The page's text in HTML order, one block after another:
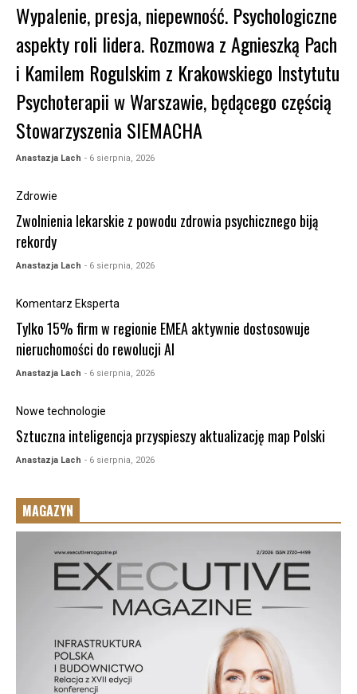
Wypalenie, presja, niepewność. Psychologiczne
aspekty roli lidera. Rozmowa z Agnieszką Pach
i Kamilem Rogulskim z Krakowskiego Instytutu
Psychoterapii w Warszawie, będącego częścią
Stowarzyszenia SIEMACHA
Anastazja Lach - 6 sierpnia, 2026
Zdrowie
Zwolnienia lekarskie z powodu zdrowia psychicznego biją
rekordy
Anastazja Lach - 6 sierpnia, 2026
Komentarz Eksperta
Tylko 15% firm w regionie EMEA aktywnie dostosowuje
nieruchomości do rewolucji AI
Anastazja Lach - 6 sierpnia, 2026
Nowe technologie
Sztuczna inteligencja przyspieszy aktualizację map Polski
Anastazja Lach - 6 sierpnia, 2026
MAGAZYN